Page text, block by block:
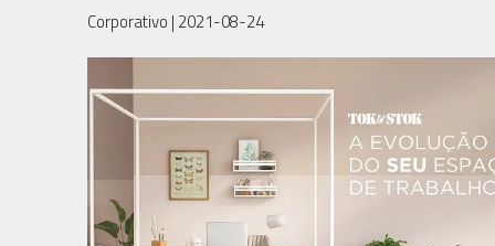
Corporativo | 2021-08-24